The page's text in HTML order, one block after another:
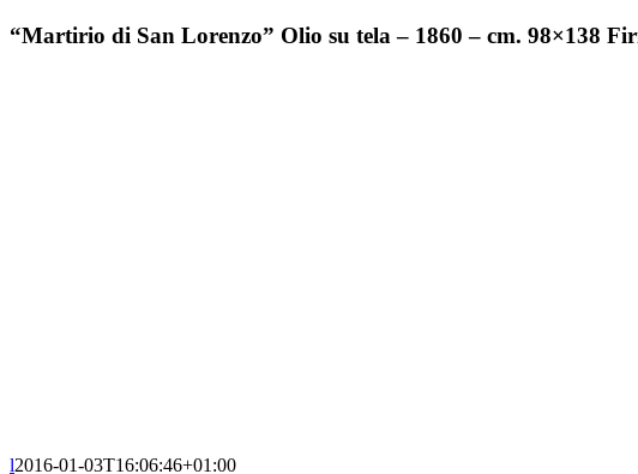
“Martirio di San Lorenzo” Olio su tela – 1860 – cm. 98×138
l2016-01-03T16:06:46+01:00